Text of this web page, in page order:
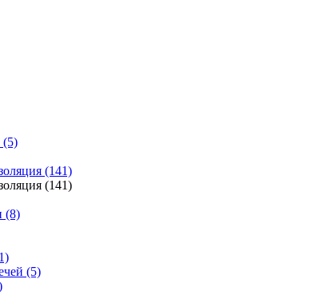
(5)
(141)
(141)
(8)
(5)